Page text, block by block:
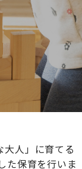
人」に育てる
た保育を行いま